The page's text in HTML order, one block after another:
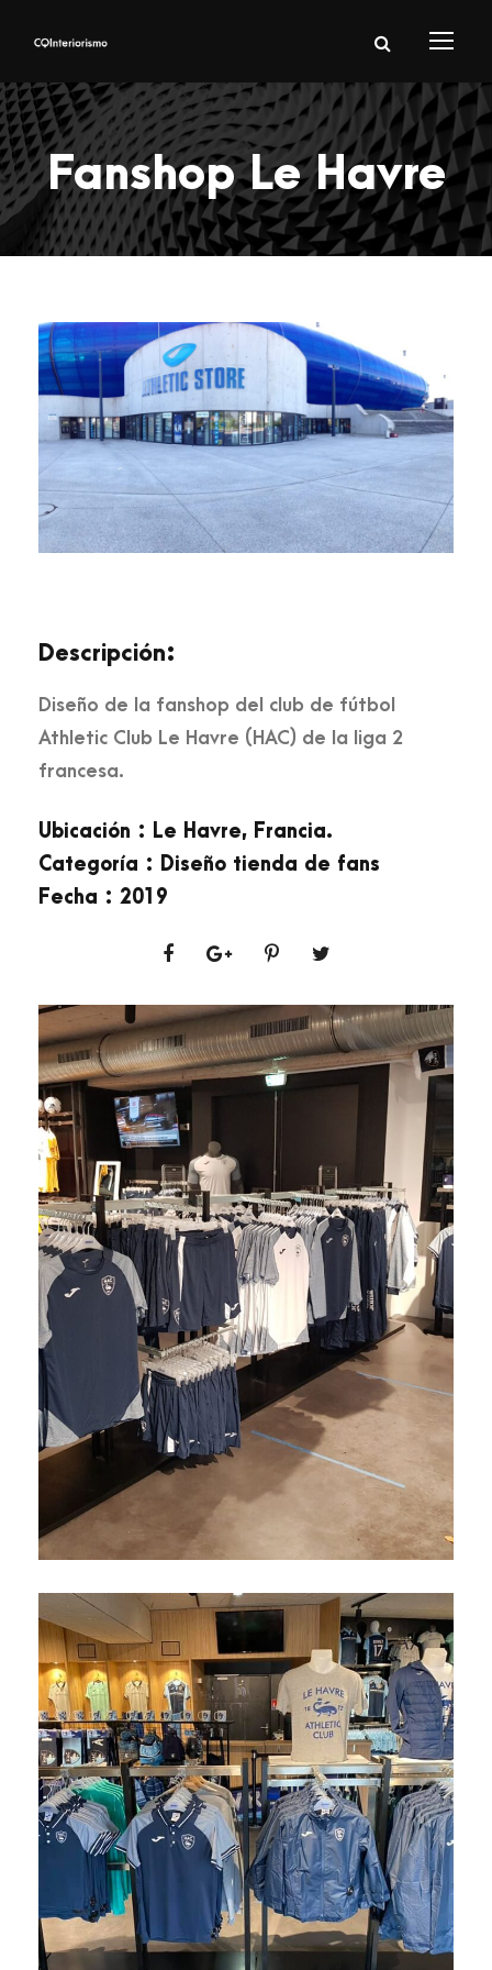
Fanshop Le Havre
Descripción:
Diseño de la fanshop del club de fútbol
Athletic Club Le Havre (HAC) de la liga 2
francesa.
Ubicación : Le Havre, Francia.
Categoría : Diseño tienda de fans
Fecha : 2019